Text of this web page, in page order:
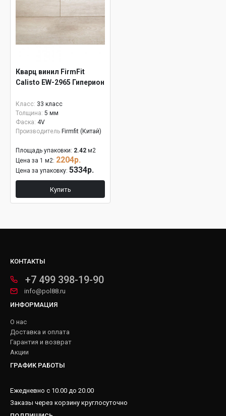
Кварц винил FirmFit
Calisto EW-2965 Гиперион
Класс: 33 класс
Толщина: 5 мм
Фаска: 4V
Производитель Firmfit (Китай)
Площадь упаковки: 2.42 м2
Цена за 1 м2: 2204р.
Цена за упаковку: 5334р.
Купить
КОНТАКТЫ
+7 499 398-19-90
info@pol88.ru
ИНФОРМАЦИЯ
О нас
Доставка и оплата
Гарантия и возврат
Акции
ГРАФИК РАБОТЫ
Ежедневно с 10.00 до 20.00
Заказы через корзину круглосуточно